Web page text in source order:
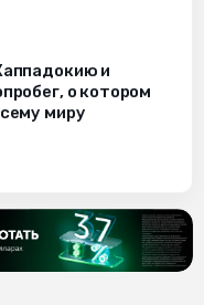
и
о котором
миру